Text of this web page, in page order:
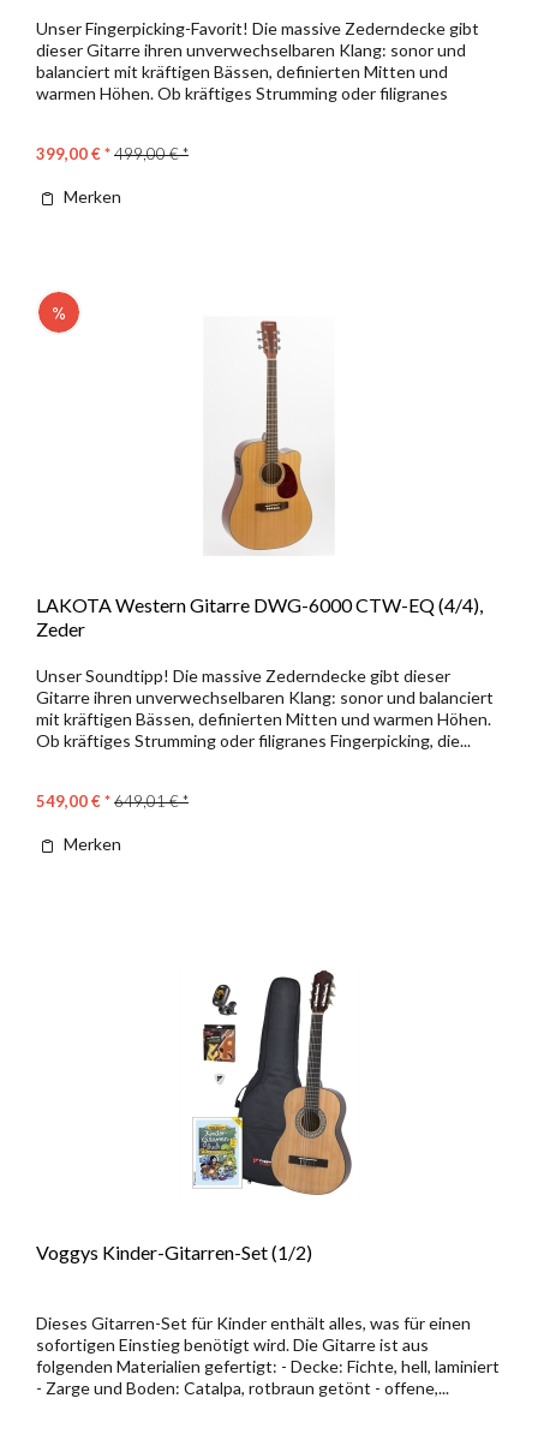
Unser Fingerpicking-Favorit! Die massive Zederndecke gibt
dieser Gitarre ihren unverwechselbaren Klang: sonor und
balanciert mit kräftigen Bässen, definierten Mitten und
warmen Höhen. Ob kräftiges Strumming oder filigranes
399,00 € *499,00 € *
Merken
LAKOTA Western Gitarre DWG-6000 CTW-EQ (4/4),
Zeder
Unser Soundtipp! Die massive Zederndecke gibt dieser
Gitarre ihren unverwechselbaren Klang: sonor und balanciert
mit kräftigen Bässen, definierten Mitten und warmen Höhen.
Ob kräftiges Strumming oder filigranes Fingerpicking, die...
549,00 € *649,01 € *
Merken
Voggys Kinder-Gitarren-Set (1/2)
Dieses Gitarren-Set für Kinder enthält alles, was für einen
sofortigen Einstieg benötigt wird. Die Gitarre ist aus
folgenden Materialien gefertigt: - Decke: Fichte, hell, laminiert
- Zarge und Boden: Catalpa, rotbraun getönt - offene,...